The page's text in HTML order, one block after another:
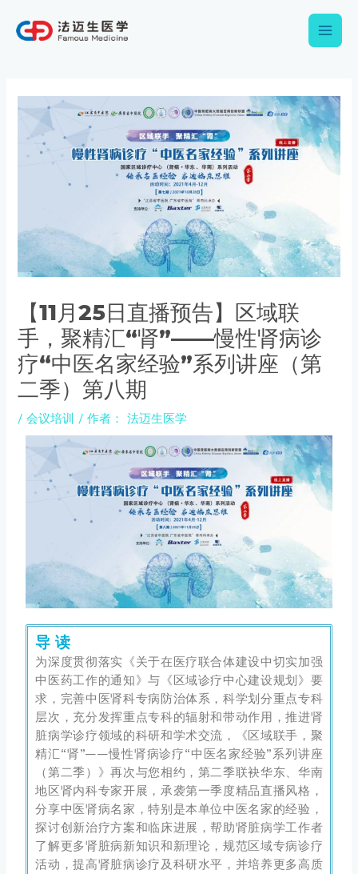
Main
【11月25日直播预告】区域联
手，聚精汇“肾”——慢性肾病诊
疗“中医名家经验”系列讲座（第
二季）第八期
/会议培训 / 作者： 法迈生医学
导 读
为深度贯彻落实《关于在医疗联合体建设中切实加强
中医药工作的通知》与《区域诊疗中心建设规划》要
求，完善中医肾科专病防治体系，科学划分重点专科
层次，充分发挥重点专科的辐射和带动作用，推进肾
脏病学诊疗领域的科研和学术交流，《区域联手，聚
精汇“肾”——慢性肾病诊疗“中医名家经验”系列讲座
（第二季）》再次与您相约，第二季联袂华东、华南
地区肾内科专家开展，承袭第一季度精品直播风格，
分享中医肾病名家，特别是本单位中医名家的经验，
探讨创新治疗方案和临床进展，帮助肾脏病学工作者
了解更多肾脏病新知识和新理论，规范区域专病诊疗
活动，提高肾脏病诊疗及科研水平，并培养更多高质